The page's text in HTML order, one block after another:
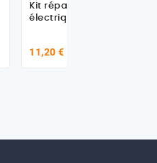
Kit réparation fiche prise
électrique 2 fils
11,20 €